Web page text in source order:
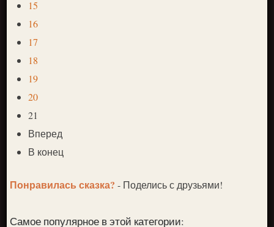
15
16
17
18
19
20
21
Вперед
В конец
Понравилась сказка?- Поделись с друзьями!
Самое популярное в этой категории: